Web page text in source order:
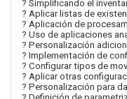
? Simplificando el
? Aplicar listas de
? Aplicación de
? Uso de aplicaciones
? Personalización
? Implementación de
? Configurar tipos de
? Aplicar otras
? Personalización para